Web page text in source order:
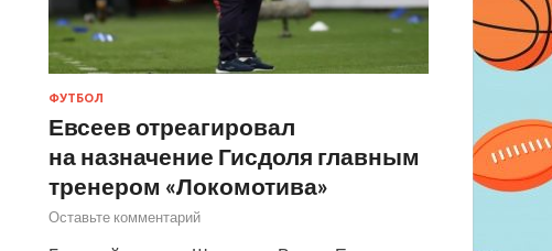
ФУТБОЛ
Евсеев отреагировал
на назначение Гисдоля главным
тренером «Локомотива»
Оставьте комментарий